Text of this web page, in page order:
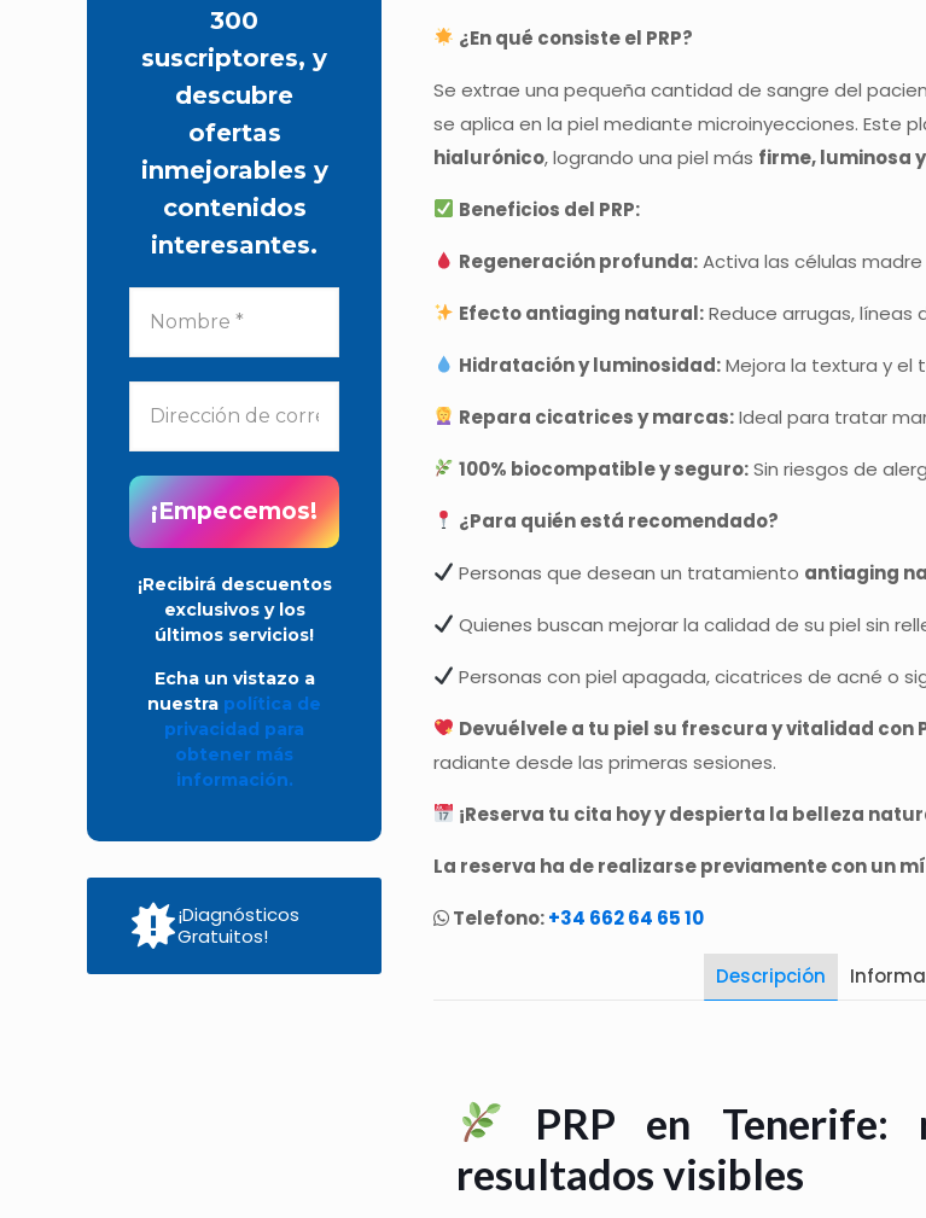
¿En qué consiste el PRP?
Se extrae una pequeña cantidad de sangre del
se aplica en la piel mediante microinyecciones. Este
hialurónico, logrando una piel más firme, luminosa
Beneficios del PRP:
Regeneración profunda:Activa las células
Efecto antiaging natural:Reduce arrugas, líneas
Hidratación y luminosidad:Mejora la textura y el
Repara cicatrices y marcas:Ideal para tratar
100% biocompatible y seguro:Sin riesgos de
¿Para quién está recomendado?
Personas que desean un tratamiento antiaging
Quienes buscan mejorar la calidad de su piel sin
Personas con piel apagada, cicatrices de acné o
Devuélvele a tu piel su frescura y vitalidad con
radiante desde las primeras sesiones.
¡Reserva tu cita hoy y despierta la belleza
La reserva ha de realizarse previamente con un
Telefono:+34 662 64 65 10
Descripción
PRP en Tenerife:
resultados visibles
300
suscriptores, y
descubre
ofertas
inmejorables y
contenidos
interesantes.
¡Recibirá descuentos
exclusivos y los
últimos servicios!
Echa un vistazo a
nuestra política de
privacidad para
obtener más
información.
¡Diagnósticos
Gratuitos!